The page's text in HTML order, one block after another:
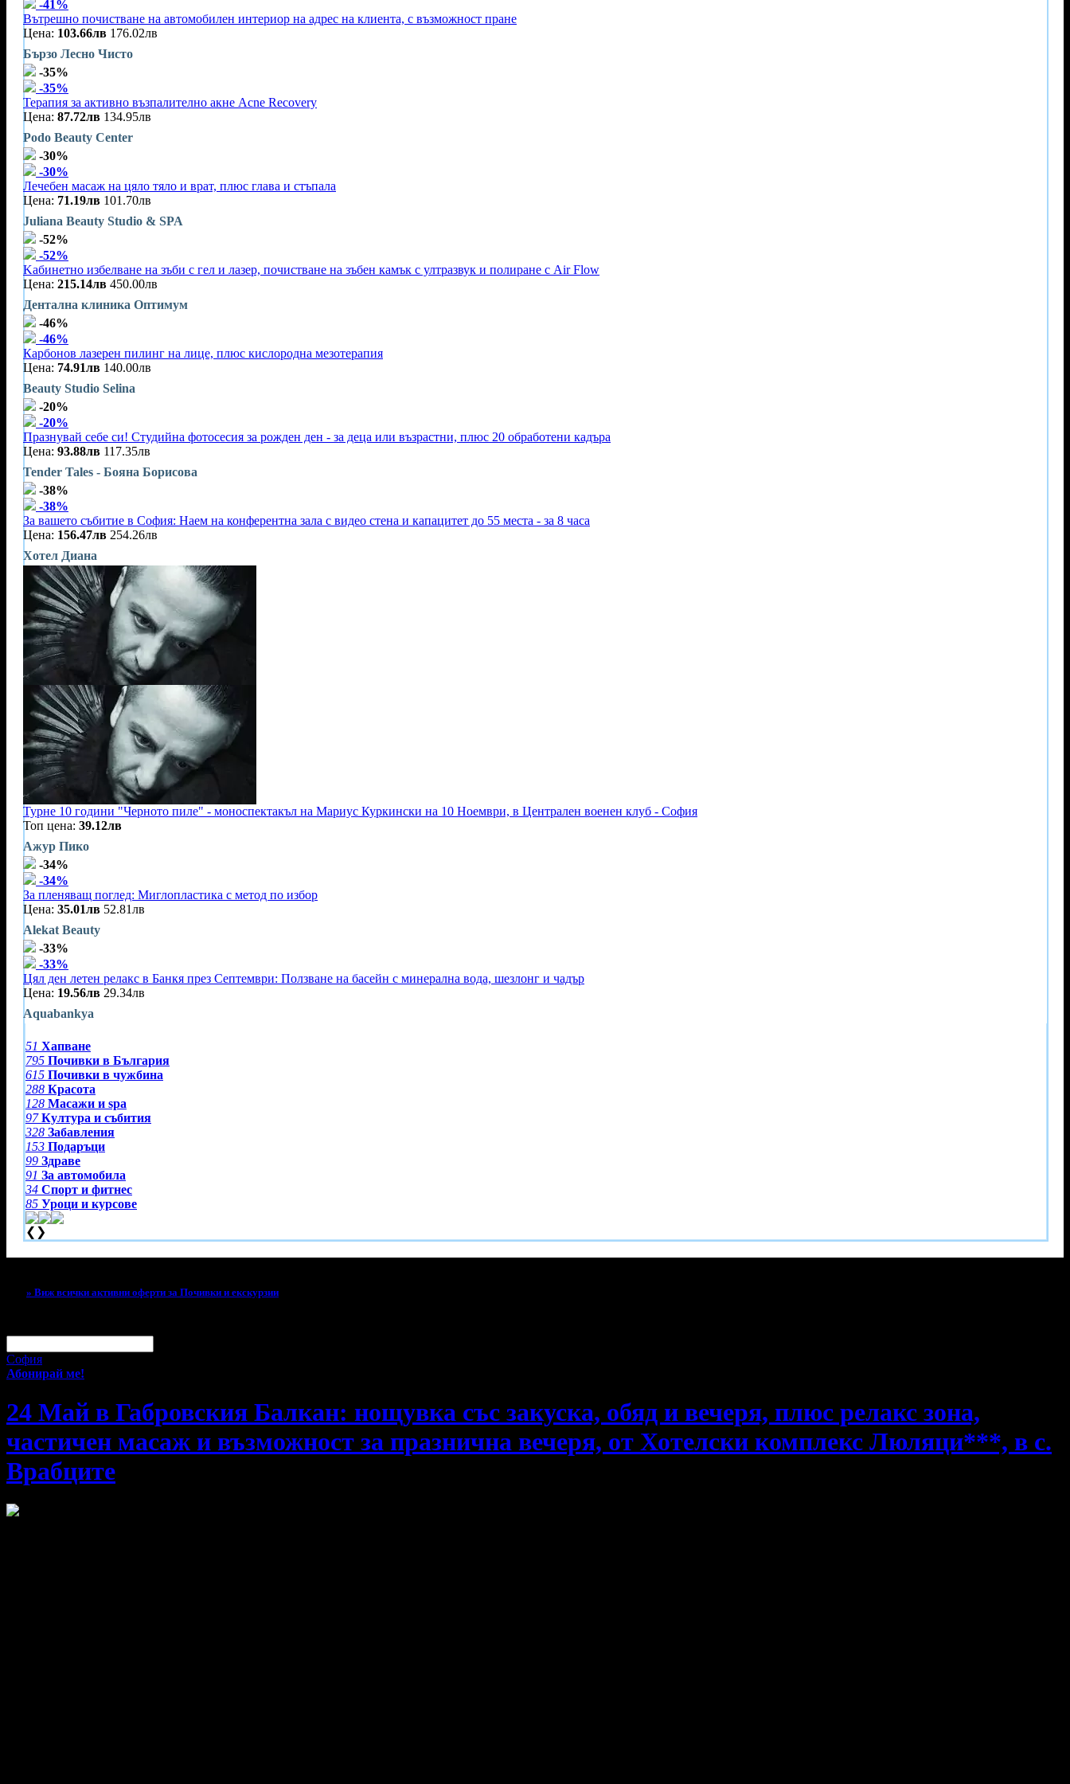
-41%
Вътрешно почистване на автомобилен интериор на адрес на клиента, с възможност пране
Цена: 103.66лв 176.02лв
Бързо Лесно Чисто
-35%
-35%
Терапия за активно възпалително акне Acne Recovery
Цена: 87.72лв 134.95лв
Podo Beauty Center
-30%
-30%
Лечебен масаж на цяло тяло и врат, плюс глава и стъпала
Цена: 71.19лв 101.70лв
Juliana Beauty Studio & SPA
-52%
-52%
Kабинетно избелване на зъби с гел и лазер, почистване на зъбен камък с ултразвук и полиране с Air Flow
Цена: 215.14лв 450.00лв
Дентална клиника Оптимум
-46%
-46%
Карбонов лазерен пилинг на лице, плюс кислородна мезотерапия
Цена: 74.91лв 140.00лв
Beauty Studio Selina
-20%
-20%
Празнувай себе си! Студийна фотосесия за рожден ден - за деца или възрастни, плюс 20 обработени кадъра
Цена: 93.88лв 117.35лв
Tender Tales - Бояна Борисова
-38%
-38%
За вашето събитие в София: Наем на конферентна зала с видео стена и капацитет до 55 места - за 8 часа
Цена: 156.47лв 254.26лв
Хотел Диана
Турне 10 години "Черното пиле" - моноспектакъл на Мариус Куркински на 10 Ноември, в Централен военен клуб - София
Топ цена: 39.12лв
Ажур Пико
-34%
-34%
За пленяващ поглед: Миглопластика с метод по избор
Цена: 35.01лв 52.81лв
Alekat Beauty
-33%
-33%
Цял ден летен релакс в Банкя през Септември: Ползване на басейн с минерална вода, шезлонг и чадър
Цена: 19.56лв 29.34лв
Aquabankya
51 Хапване
795 Почивки в България
615 Почивки в чужбина
288 Красота
128 Масажи и spa
97 Култура и събития
328 Забавления
153 Подаръци
99 Здраве
91 За автомобила
34 Спорт и фитнес
85 Уроци и курсове
❮ ❯
» Виж всички активни оферти за Почивки и екскурзии
София
Абонирай ме!
24 Май в Габровския Балкан: нощувка със закуска, обяд и вечеря, плюс релакс зона,
частичен масаж и възможност за празнична вечеря, от Хотелски комплекс Люляци***, в с.
Врабците